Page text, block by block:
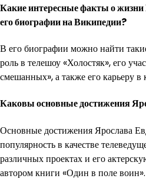
Какие интересные факты о
его биографии на Википедии?
В его биографии можно найти
роль в телешоу «Холостяк», его
смешанных», а также его карьеру в
Каковы основные достижения
Основные достижения Ярослава
популярность в качестве
различных проектах и его
автором книги «Один в поле воин».